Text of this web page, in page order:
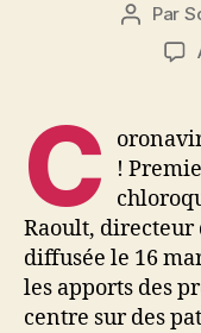
Auteur
l’article
Par
C
!
Raoult, directeur
diffusée le 16
les apports des
centre sur des